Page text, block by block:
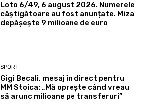
Loto 6/49, 6 august 2026. Numerele
câștigătoare au fost anunțate. Miza
depășește 9 milioane de euro
SPORT
Gigi Becali, mesaj în direct pentru
MM Stoica: „Mă oprește când vreau
să arunc milioane pe transferuri”